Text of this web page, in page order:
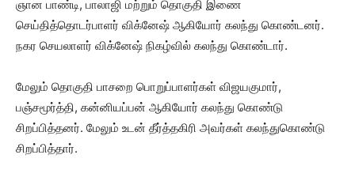
ஞான பாண்டி, பாலாஜி மற்றும் தொகுதி இணை
செய்தித்தொடர்பாளர் விக்னேஷ் ஆகியோர் கலந்து கொண்டனர்.
நகர செயலாளர் விக்னேஷ் நிகழ்வில் கலந்து கொண்டார்.
மேலும் தொகுதி பாசறை பொறுப்பாளர்கள் விஜயகுமார்,
பஞ்சமூர்த்தி, கன்னியப்பன் ஆகியோர் கலந்து கொண்டு
சிறப்பித்தனர். மேலும் உடன் தீர்த்தகிரி அவர்கள் கலந்துகொண்டு
சிறப்பித்தார்.